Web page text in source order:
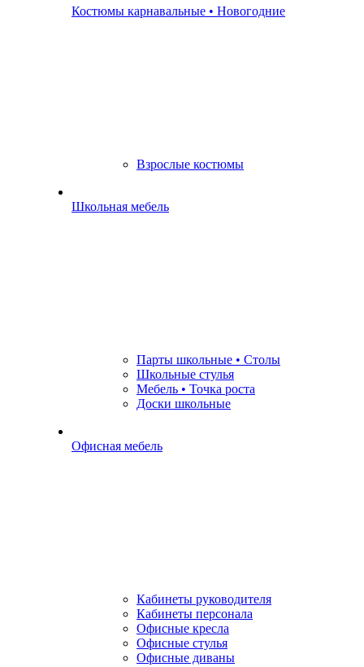
Костюмы карнавальные • Новогодние
Взрослые костюмы
Школьная мебель
Парты школьные • Столы
Школьные стулья
Мебель • Точка роста
Доски школьные
Офисная мебель
Кабинеты руководителя
Кабинеты персонала
Офисные кресла
Офисные стулья
Офисные диваны